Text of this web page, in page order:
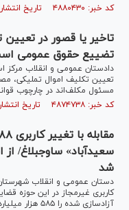
کد خبر: ۴۸۸۰۴۳۰ تاریخ انتشار : ۱۴۰۴/۱۱/۱۸
تاخیر یا قصور در
تضییع حقوق عمومی
دادستان عمومی و انقلاب مرکز
تعیین تکلیف اموال تملیکی،
مسئول مکلف‌اند در چارچوب
کد خبر: ۴۸۷۴۷۳۸ تاریخ انتشار : ۱۴۰۴/۱۰/۰۹
سعیدآباد» ساوجبلاغ/
شد
دستان عمومی و انقلاب شهرستان
آزادسازی شده را ۵۸۵ هزار میلیارد تومان عنوان کرد.